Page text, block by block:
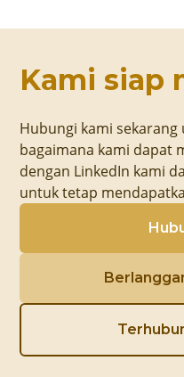
Kami siap
Hubungi kami
bagaimana kami dapat
dengan LinkedIn kami
untuk tetap